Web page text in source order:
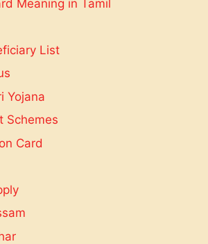
Meaning in Tamil
List
Yojana
Schemes
Card